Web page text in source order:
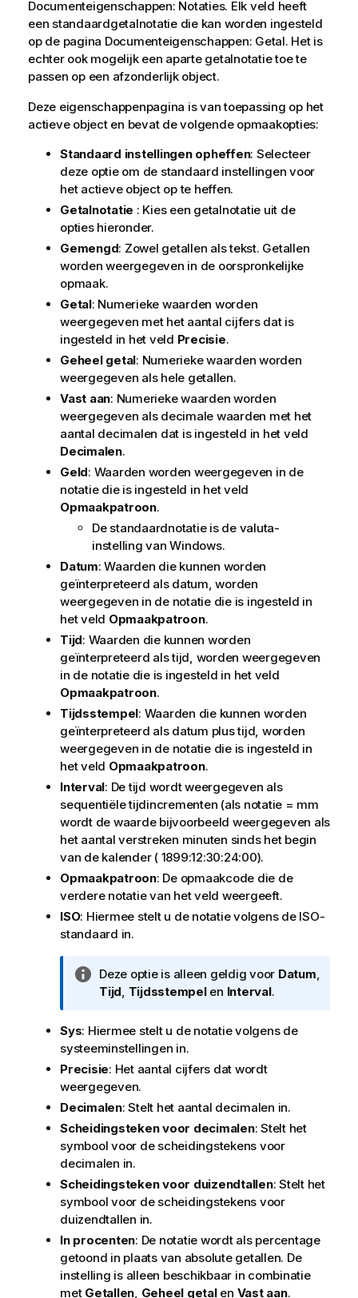
Documenteigenschappen: Notaties. Elk veld heeft
een standaardgetalnotatie die kan worden ingesteld
op de pagina Documenteigenschappen: Getal. Het is
echter ook mogelijk een aparte getalnotatie toe te
passen op een afzonderlijk object.
Deze eigenschappenpagina is van toepassing op het
actieve object en bevat de volgende opmaakopties:
Standaard instellingen opheffen: Selecteer
deze optie om de standaard instellingen voor
het actieve object op te heffen.
Getalnotatie : Kies een getalnotatie uit de
opties hieronder.
Gemengd: Zowel getallen als tekst. Getallen
worden weergegeven in de oorspronkelijke
opmaak.
Getal: Numerieke waarden worden
weergegeven met het aantal cijfers dat is
ingesteld in het veld Precisie.
Geheel getal: Numerieke waarden worden
weergegeven als hele getallen.
Vast aan: Numerieke waarden worden
weergegeven als decimale waarden met het
aantal decimalen dat is ingesteld in het veld
Decimalen.
Geld: Waarden worden weergegeven in de
notatie die is ingesteld in het veld
Opmaakpatroon.
De standaardnotatie is de valuta-
instelling van Windows.
Datum: Waarden die kunnen worden
geïnterpreteerd als datum, worden
weergegeven in de notatie die is ingesteld in
het veld Opmaakpatroon.
Tijd: Waarden die kunnen worden
geïnterpreteerd als tijd, worden weergegeven
in de notatie die is ingesteld in het veld
Opmaakpatroon.
Tijdsstempel: Waarden die kunnen worden
geïnterpreteerd als datum plus tijd, worden
weergegeven in de notatie die is ingesteld in
het veld Opmaakpatroon.
Interval: De tijd wordt weergegeven als
sequentiële tijdincrementen (als notatie = mm
wordt de waarde bijvoorbeeld weergegeven als
het aantal verstreken minuten sinds het begin
van de kalender ( 1899:12:30:24:00).
Opmaakpatroon: De opmaakcode die de
verdere notatie van het veld weergeeft.
ISO: Hiermee stelt u de notatie volgens de ISO-
standaard in.
I
n
o
r
m
i
e
Deze optie is alleen geldig voor Datum,
Tijd, Tijdsstempelen Interval.
Sys: Hiermee stelt u de notatie volgens de
systeeminstellingen in.
Precisie: Het aantal cijfers dat wordt
weergegeven.
Decimalen: Stelt het aantal decimalen in.
Scheidingsteken voor decimalen: Stelt het
symbool voor de scheidingstekens voor
decimalen in.
Scheidingsteken voor duizendtallen: Stelt het
symbool voor de scheidingstekens voor
duizendtallen in.
In procenten: De notatie wordt als percentage
getoond in plaats van absolute getallen. De
instelling is alleen beschikbaar in combinatie
met Getallen, Geheel getalen Vast aan.